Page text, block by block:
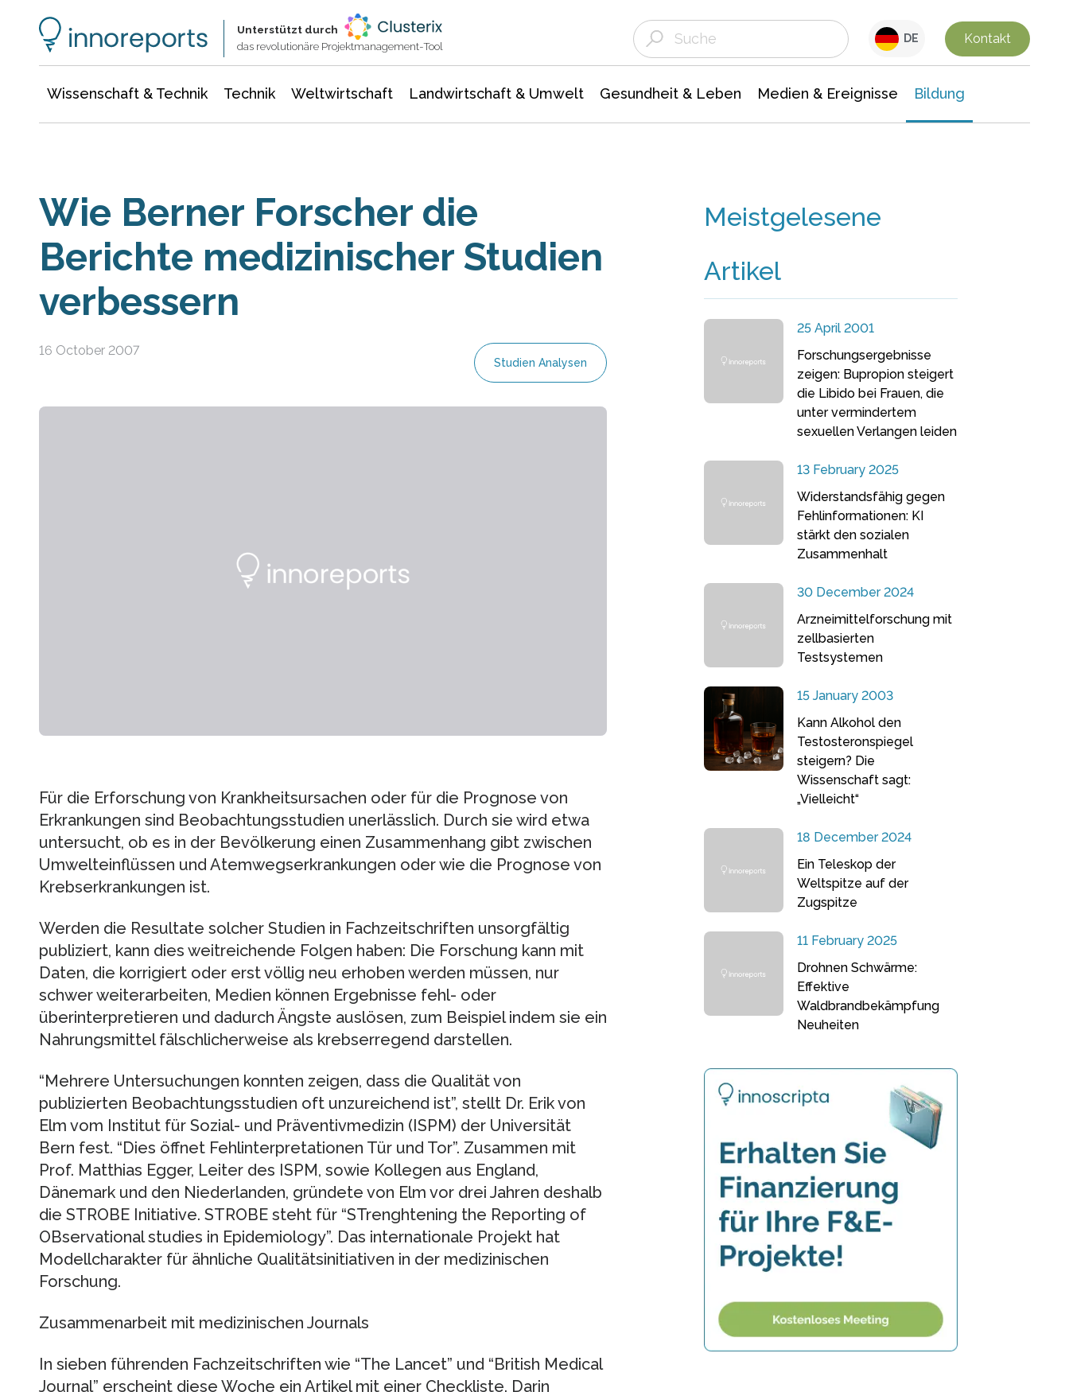
Unterstützt durch
das revolutionäre Projektmanagement-Tool
DE Kontakt
Wissenschaft & Technik Technik Weltwirtschaft Landwirtschaft & Umwelt Gesundheit & Leben Medien & Ereignisse Bildung
Wie Berner Forscher die
Berichte medizinischer Studien
verbessern
16 October 2007
Studien Analysen
Für die Erforschung von Krankheitsursachen oder für die Prognose von
Erkrankungen sind Beobachtungsstudien unerlässlich. Durch sie wird etwa
untersucht, ob es in der Bevölkerung einen Zusammenhang gibt zwischen
Umwelteinflüssen und Atemwegserkrankungen oder wie die Prognose von
Krebserkrankungen ist.
Werden die Resultate solcher Studien in Fachzeitschriften unsorgfältig
publiziert, kann dies weitreichende Folgen haben: Die Forschung kann mit
Daten, die korrigiert oder erst völlig neu erhoben werden müssen, nur
schwer weiterarbeiten, Medien können Ergebnisse fehl- oder
überinterpretieren und dadurch Ängste auslösen, zum Beispiel indem sie ein
Nahrungsmittel fälschlicherweise als krebserregend darstellen.
“Mehrere Untersuchungen konnten zeigen, dass die Qualität von
publizierten Beobachtungsstudien oft unzureichend ist”, stellt Dr. Erik von
Elm vom Institut für Sozial- und Präventivmedizin (ISPM) der Universität
Bern fest. “Dies öffnet Fehlinterpretationen Tür und Tor”. Zusammen mit
Prof. Matthias Egger, Leiter des ISPM, sowie Kollegen aus England,
Dänemark und den Niederlanden, gründete von Elm vor drei Jahren deshalb
die STROBE Initiative. STROBE steht für “STrenghtening the Reporting of
OBservational studies in Epidemiology”. Das internationale Projekt hat
Modellcharakter für ähnliche Qualitätsinitiativen in der medizinischen
Forschung.
Zusammenarbeit mit medizinischen Journals
In sieben führenden Fachzeitschriften wie “The Lancet” und “British Medical
Journal” erscheint diese Woche ein Artikel mit einer Checkliste. Darin
Meistgelesene
Artikel
25 April 2001
Forschungsergebnisse
zeigen: Bupropion steigert
die Libido bei Frauen, die
unter vermindertem
sexuellen Verlangen leiden
13 February 2025
Widerstandsfähig gegen
Fehlinformationen: KI
stärkt den sozialen
Zusammenhalt
30 December 2024
Arzneimittelforschung mit
zellbasierten
Testsystemen
15 January 2003
Kann Alkohol den
Testosteronspiegel
steigern? Die
Wissenschaft sagt:
„Vielleicht“
18 December 2024
Ein Teleskop der
Weltspitze auf der
Zugspitze
11 February 2025
Drohnen Schwärme:
Effektive
Waldbrandbekämpfung
Neuheiten